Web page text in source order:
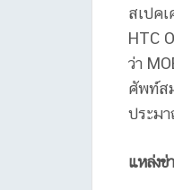
สเปค
HTC
ว่า
ศัพท์ส
ประม
แหล่งข่